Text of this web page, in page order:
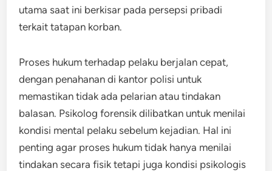
utama saat ini berkisar pada persepsi pribadi
terkait tatapan korban.
Proses hukum terhadap pelaku berjalan cepat,
dengan penahanan di kantor polisi untuk
memastikan tidak ada pelarian atau tindakan
balasan. Psikolog forensik dilibatkan untuk menilai
kondisi mental pelaku sebelum kejadian. Hal ini
penting agar proses hukum tidak hanya menilai
tindakan secara fisik tetapi juga kondisi psikologis